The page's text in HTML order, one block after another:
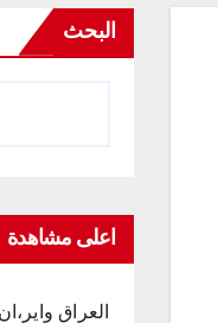
البحث
اعلى مشاهدة
العراق